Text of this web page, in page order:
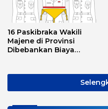
16 Paskibraka Wakili
Majene di Provinsi
Dibebankan Biaya